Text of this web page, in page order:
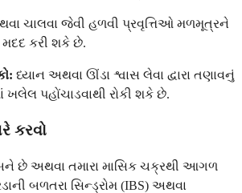
ચાલવા જેવી હળવી પ્રવૃત્તિઓ મળમૂત્રને
મદદ કરી શકે છે.
ધ્યાન અથવા ઊંડા શ્વાસ લેવા દ્વારા તણાવનું
પહોંચાડવાથી રોકી શકે છે.
કરવો
છે અથવા તમારા માસિક ચક્રથી આગળ
બળતરા સિન્ડ્રોમ (IBS) અથવા